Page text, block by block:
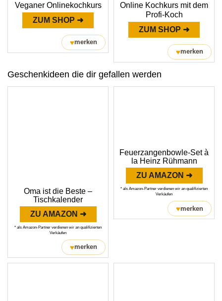
Veganer Onlinekochkurs
ZUM SHOP ➜
♥merken
Online Kochkurs mit dem
Profi-Koch
ZUM SHOP ➜
♥merken
Geschenkideen die dir gefallen werden
Oma ist die Beste –
Tischkalender
ZU AMAZON ➜
* als Amazon-Partner verdienen wir an qualifizierten
Verkäufen
♥merken
Feuerzangenbowle-Set à
la Heinz Rühmann
ZU AMAZON ➜
* als Amazon-Partner verdienen wir an qualifizierten
Verkäufen
♥merken